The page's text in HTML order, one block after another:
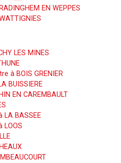
EN WEPPES
LES MINES
à BOIS GRENIER
BUISSIERE
EN CAREMBAULT
LA BASSEE
LOOS